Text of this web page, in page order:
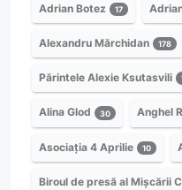
Adrian Botez 17
Alexandru Mărchidan 178
Părintele Alexie Ksutasvili
Alina Glod 30 Anghel
Asociația 4 Aprilie 10
Biroul de presă al Mișcării